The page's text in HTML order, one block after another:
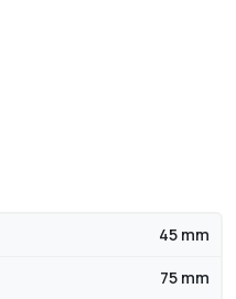
45 mm
75 mm